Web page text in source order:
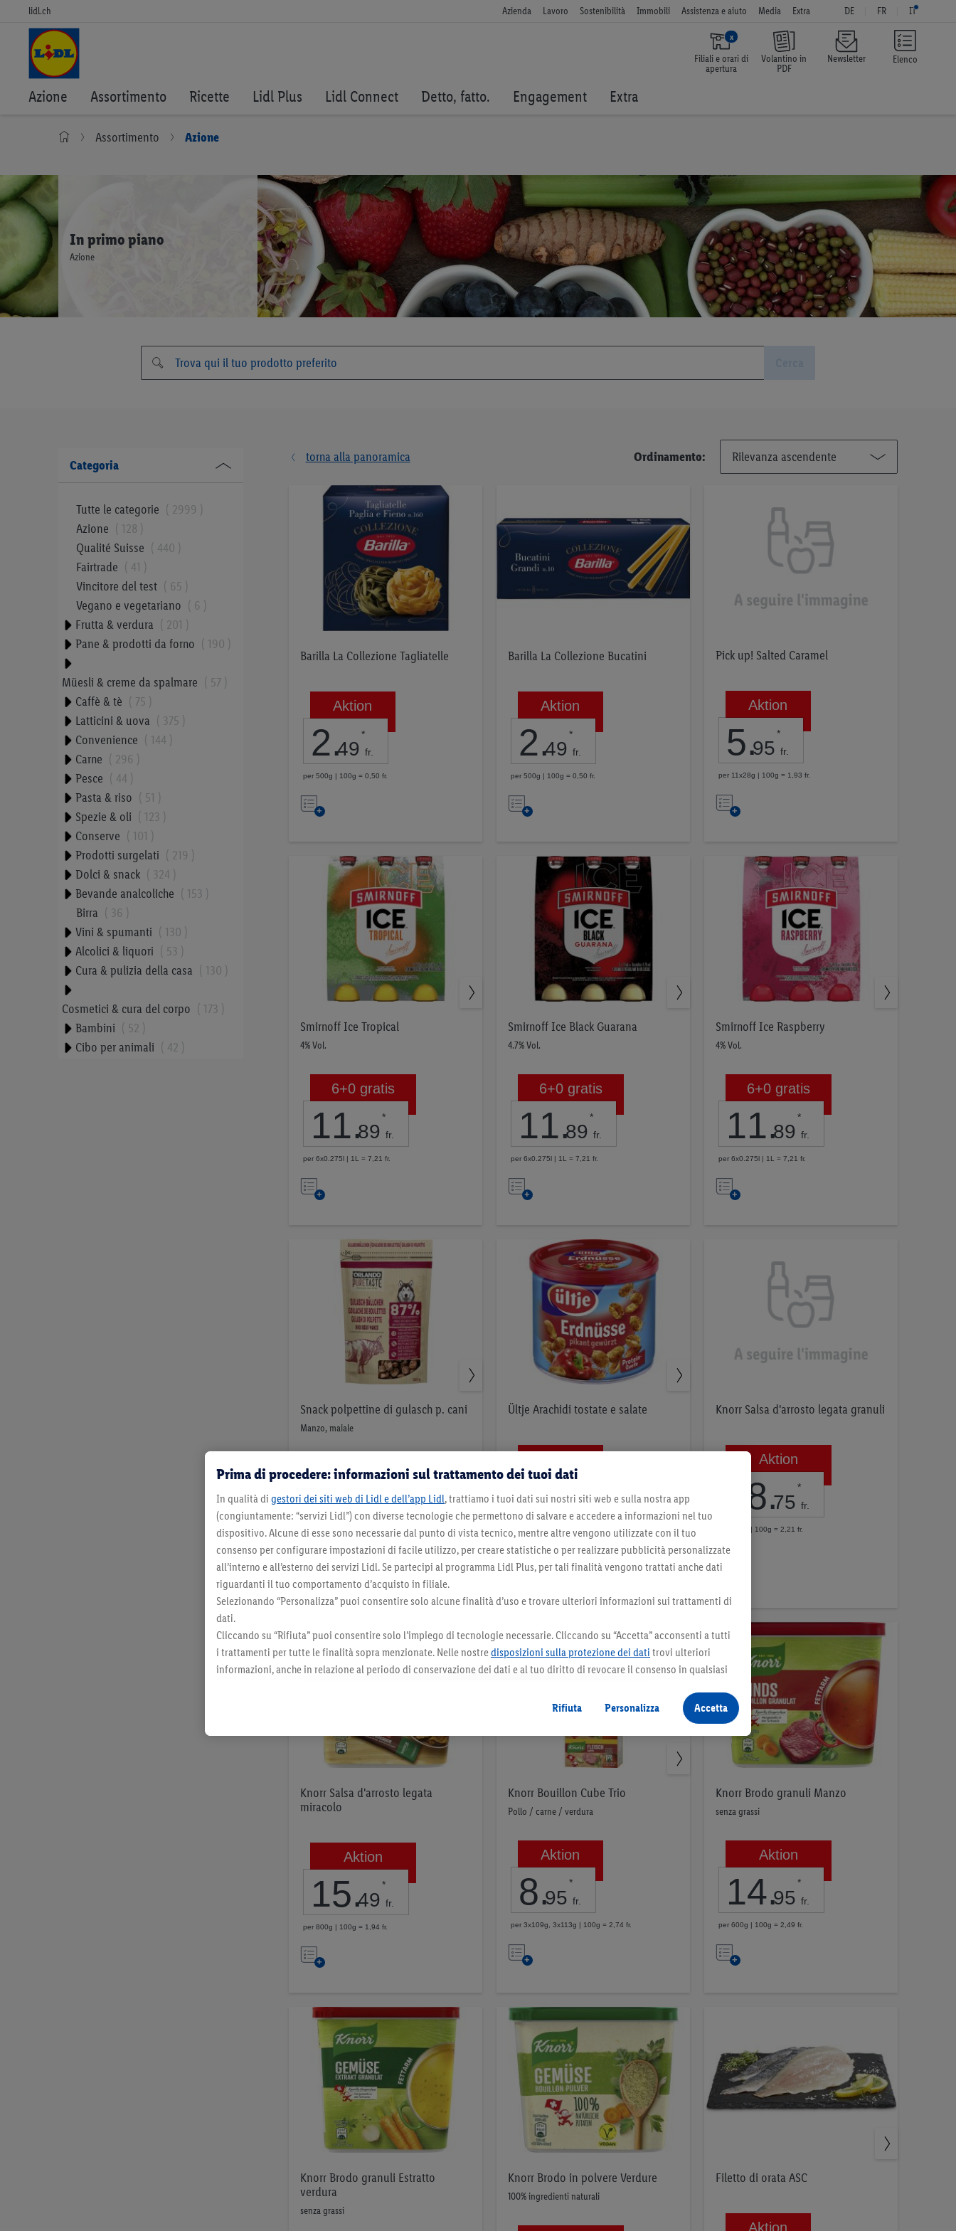
Elenco
lidl.ch Azienda Lavoro Sostenibilità Immobili Assistenza e aiuto Media Extra DE FR IT
x
Filiali e orari di
apertura
Volantino in
PDF
Newsletter
Azione Assortimento Ricette Lidl Plus Lidl Connect Detto, fatto. Engagement Extra
Assortimento Azione
In primo piano
Azione
torna alla panoramica Ordinamento:
Barilla La Collezione Tagliatelle
Aktion
2.49
*
fr.
per 500g | 100g = 0,50 fr.
Nell’elenco
Barilla La Collezione Bucatini
Aktion
2.49
*
fr.
per 500g | 100g = 0,50 fr.
Nell’elenco
Pick up! Salted Caramel
Aktion
5.95
*
fr.
per 11x28g | 100g = 1,93 fr.
Nell’elenco
Smirnoff Ice Tropical
4% Vol.
6+0 gratis
11.89
*
fr.
per 6x0.275l | 1L = 7,21 fr.
Nell’elenco
Smirnoff Ice Black Guarana
4.7% Vol.
6+0 gratis
11.89
*
fr.
per 6x0.275l | 1L = 7,21 fr.
Nell’elenco
Smirnoff Ice Raspberry
4% Vol.
6+0 gratis
11.89
*
fr.
per 6x0.275l | 1L = 7,21 fr.
Nell’elenco
Snack polpettine di gulasch p. cani
Manzo, maiale
Aktion
2.49
*
fr.
Nell’elenco
Ültje Arachidi tostate e salate
3.95 fr.
per 450g | 100g = 0,88 fr.
Nell’elenco
Knorr Salsa d'arrosto legata granuli
Aktion
18.75
*
fr.
per 850g | 100g = 2,21 fr.
Knorr Salsa d'arrosto legata
miracolo
Aktion
15.49
*
fr.
per 800g | 100g = 1,94 fr.
Nell’elenco
Knorr Bouillon Cube Trio
Pollo / carne / verdura
Aktion
8.95
*
fr.
per 3x109g, 3x113g | 100g = 2,74 fr.
Nell’elenco
Knorr Brodo granuli Manzo
senza grassi
Aktion
14.95
*
fr.
per 600g | 100g = 2,49 fr.
Nell’elenco
Knorr Brodo granuli Estratto
verdura
senza grassi
Knorr Brodo in polvere Verdure
100% ingredienti naturali
Filetto di orata ASC
Aktion
Categoria
Tutte le categorie
2999
Azione
128
Qualité Suisse
440
Fairtrade
41
Vincitore del test
65
Vegano e vegetariano
6
Frutta & verdura
201
Pane & prodotti da forno
190
Müesli & creme da spalmare
57
Caffè & tè
75
Latticini & uova
375
Convenience
144
Carne
296
Pesce
44
Pasta & riso
51
Spezie & oli
123
Conserve
101
Prodotti surgelati
219
Dolci & snack
324
Bevande analcoliche
153
Birra
36
Vini & spumanti
130
Alcolici & liquori
53
Cura & pulizia della casa
130
Cosmetici & cura del corpo
173
Bambini
52
Cibo per animali
42
Prima di procedere: informazioni sul trattamento dei tuoi dati
In qualità di gestori dei siti web di Lidl e dell’app Lidl, trattiamo i tuoi dati sui nostri siti web e sulla nostra app
(congiuntamente: “servizi Lidl”) con diverse tecnologie che permettono di salvare e accedere a informazioni nel tuo
dispositivo. Alcune di esse sono necessarie dal punto di vista tecnico, mentre altre vengono utilizzate con il tuo
consenso per configurare impostazioni di facile utilizzo, per creare statistiche o per realizzare pubblicità personalizzate
all’interno e all’esterno dei servizi Lidl. Se partecipi al programma Lidl Plus, per tali finalità vengono trattati anche dati
riguardanti il tuo comportamento d’acquisto in filiale.
Selezionando “Personalizza” puoi consentire solo alcune finalità d’uso e trovare ulteriori informazioni sui trattamenti di
dati.
Cliccando su “Rifiuta” puoi consentire solo l’impiego di tecnologie necessarie. Cliccando su “Accetta” acconsenti a tutti
i trattamenti per tutte le finalità sopra menzionate. Nelle nostredisposizioni sulla protezione dei dati trovi ulteriori
informazioni, anche in relazione al periodo di conservazione dei dati e al tuo diritto di revocare il consenso in qualsiasi
Rifiuta
Personalizza Accetta